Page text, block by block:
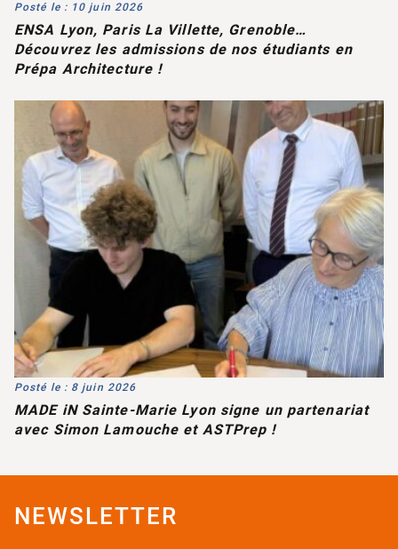
Posté le : 10 juin 2026
ENSA Lyon, Paris La Villette, Grenoble…
Découvrez les admissions de nos étudiants en
Prépa Architecture !
Posté le : 8 juin 2026
MADE iN Sainte-Marie Lyon signe un partenariat
avec Simon Lamouche et ASTPrep !
NEWSLETTER